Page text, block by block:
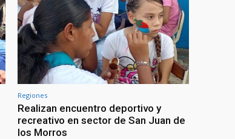
Regiones
Realizan encuentro deportivo y
recreativo en sector de San Juan de
los Morros